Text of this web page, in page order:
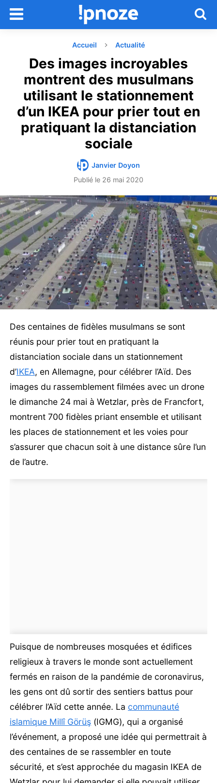
Accueil Actualité
Des images incroyables
montrent des musulmans
utilisant le stationnement
d’un IKEA pour prier tout en
pratiquant la distanciation
sociale
Janvier Doyon
Publié le 26 mai 2020
Des centaines de fidèles musulmans se sont
réunis pour prier tout en pratiquant la
distanciation sociale dans un stationnement
d’IKEA, en Allemagne, pour célébrer l’Aïd. Des
images du rassemblement filmées avec un drone
le dimanche 24 mai à Wetzlar, près de Francfort,
montrent 700 fidèles priant ensemble et utilisant
les places de stationnement et les voies pour
s’assurer que chacun soit à une distance sûre l’un
de l’autre.
Puisque de nombreuses mosquées et édifices
religieux à travers le monde sont actuellement
fermés en raison de la pandémie de coronavirus,
les gens ont dû sortir des sentiers battus pour
célébrer l’Aïd cette année. La communauté
islamique Millî Görüş (IGMG), qui a organisé
l’événement, a proposé une idée qui permettrait à
des centaines de se rassembler en toute
sécurité, et s’est approchée du magasin IKEA de